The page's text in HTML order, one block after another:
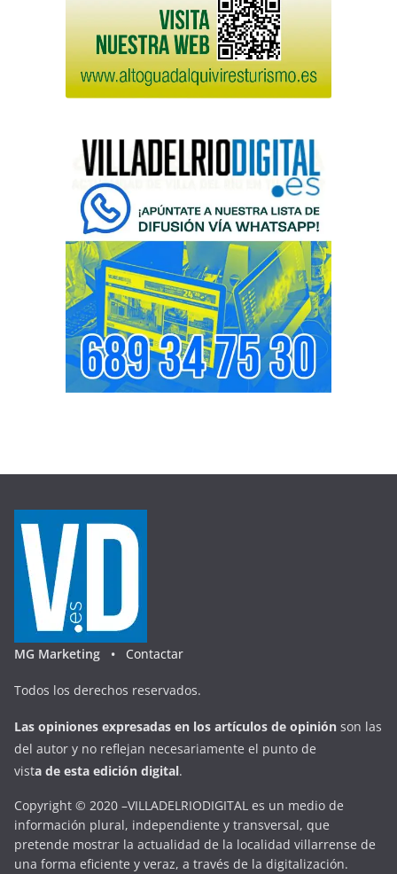
MG Marketing • Contactar
Todos los derechos reservados.
Las opiniones expresadas en los artículos de opinión son las
del autor y no reflejan necesariamente el punto de
vista de esta edición digital.
Copyright © 2020 –VILLADELRIODIGITAL es un medio de
información plural, independiente y transversal, que
pretende mostrar la actualidad de la localidad villarrense de
una forma eficiente y veraz, a través de la digitalización.